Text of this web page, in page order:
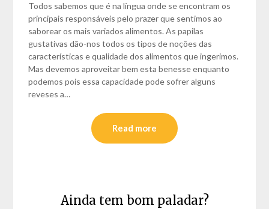
Todos sabemos que é na língua onde se encontram os
principais responsáveis pelo prazer que sentimos ao
saborear os mais variados alimentos. As papilas
gustativas dão-nos todos os tipos de noções das
características e qualidade dos alimentos que ingerimos.
Mas devemos aproveitar bem esta benesse enquanto
podemos pois essa capacidade pode sofrer alguns
reveses a…
Read more
Ainda tem bom paladar?